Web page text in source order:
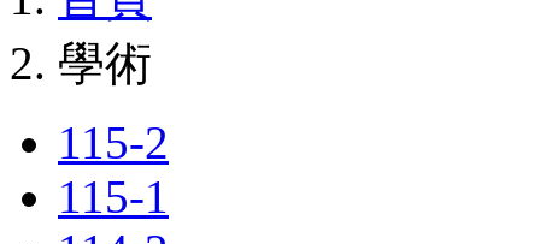
學術
115-2
115-1